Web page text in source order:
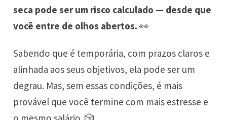
seca pode ser um risco calculado — desde que
você entre de olhos abertos. 👀
Sabendo que é temporária, com prazos claros e
alinhada aos seus objetivos, ela pode ser um
degrau. Mas, sem essas condições, é mais
provável que você termine com mais estresse e